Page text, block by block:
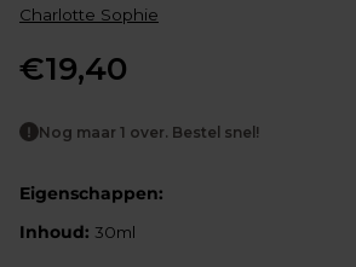
Charlotte Sophie
Normale
prijs
€19,40
Nog maar 1 over. Bestel snel!
Eigenschappen:
Inhoud: 30ml